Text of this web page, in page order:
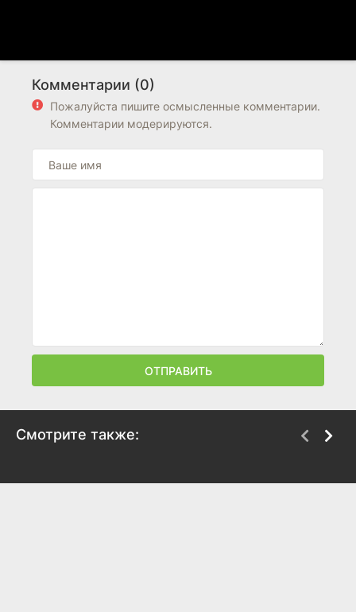
Комментарии (0)
Пожалуйста пишите осмысленные комментарии.
Комментарии модерируются.
ОТПРАВИТЬ
Смотрите также: